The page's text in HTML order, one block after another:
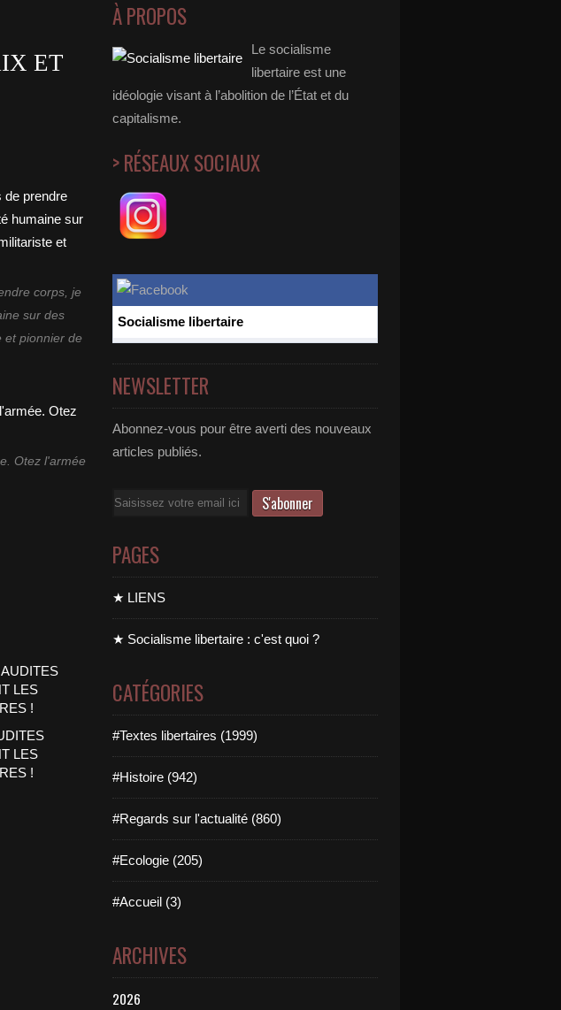
ET
corps, je
sur des
et pionnier de
Otez l'armée
LES
!
À PROPOS
Le socialisme
libertaire est une
idéologie visant à l’abolition de l’État et du
capitalisme.
> RÉSEAUX SOCIAUX
Socialisme libertaire
NEWSLETTER
Abonnez-vous pour être averti des nouveaux
articles publiés.
Email
PAGES
★ LIENS
★ Socialisme libertaire : c'est quoi ?
CATÉGORIES
#Textes libertaires (1999)
#Histoire (942)
#Regards sur l'actualité (860)
#Ecologie (205)
#Accueil (3)
ARCHIVES
2026